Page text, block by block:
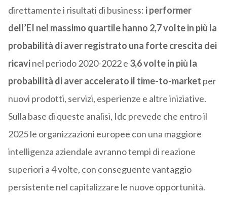
direttamente i risultati di business: i performer
dell’EI nel massimo quartile hanno 2,7 volte in più la
probabilità di aver registrato una forte crescita dei
ricavinel periodo 2020-2022 e 3,6 volte in più la
probabilità di aver accelerato il time-to-market per
nuovi prodotti, servizi, esperienze e altre iniziative.
Sulla base di queste analisi, Idc prevede che entro il
2025 le organizzazioni europee con una maggiore
intelligenza aziendale avranno tempi di reazione
superiori a 4 volte, con conseguente vantaggio
persistente nel capitalizzare le nuove opportunità.